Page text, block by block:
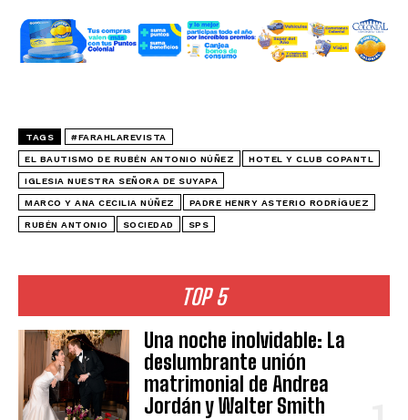
TOP 5
Una noche inolvidable: La
deslumbrante unión
matrimonial de Andrea
Jordán y Walter Smith
TAGS #FARAHLAREVISTA
EL BAUTISMO DE RUBÉN ANTONIO NÚÑEZ HOTEL Y CLUB COPANTL
IGLESIA NUESTRA SEÑORA DE SUYAPA
MARCO Y ANA CECILIA NÚÑEZ PADRE HENRY ASTERIO RODRÍGUEZ
RUBÉN ANTONIO SOCIEDAD SPS